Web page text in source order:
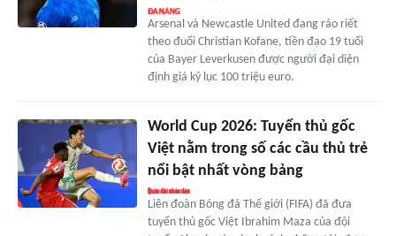
Arsenal và Newcastle United đang ráo riết
theo đuổi Christian Kofane, tiền đạo 19 tuổi
của Bayer Leverkusen được người đại diện
định giá kỷ lục 100 triệu euro.
World Cup 2026: Tuyển thủ gốc
Việt nằm trong số các cầu thủ trẻ
nổi bật nhất vòng bảng
Liên đoàn Bóng đá Thế giới (FIFA) đã đưa
tuyển thủ gốc Việt Ibrahim Maza của đội